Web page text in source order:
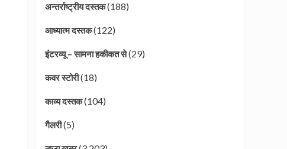
अन्तर्राष्ट्रीय दस्तक(188)
आध्यात्म दस्तक(122)
इंटरव्यू – सामना हकीकत से(29)
कवर स्टोरी(18)
काव्य दस्तक(104)
गैलरी(5)